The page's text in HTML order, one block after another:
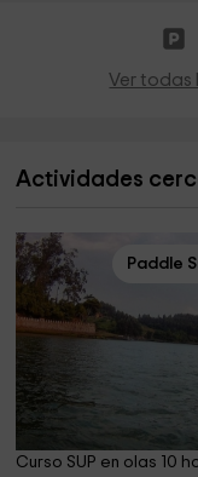
Ver todas
Actividades
Paddle
Curso SUP en olas 10